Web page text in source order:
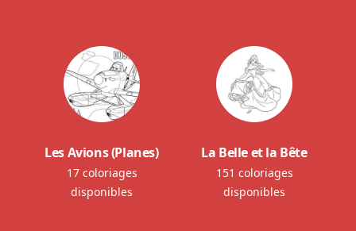
Les Avions (Planes)
17 coloriages
disponibles
La Belle et la Bête
151 coloriages
disponibles